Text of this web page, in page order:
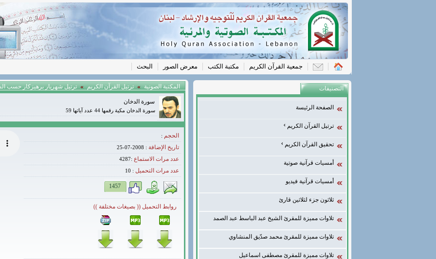
جمعية القرآن الكريم مكتبة الكتب معرض الصور البحث
المكتبة الصونية » ترتيل القرآن الكريم » ترتيل شهريار برهيزكار حسب
سورة الدخان
سورة الدخان مكية رقمها 44 عدد آياتها 59
الحجم :
تاريخ الإضافة : 2008-07-25
عدد مرات الاستماع :4287
عدد مرات التحميل :
10
1457
روابط التحميل (( بصيغات مختلفة ))
التصنيفات
الصفحة الرئيسة
ترتيل القرآن الكريم
تحقيق القرآن الكريم
أمسيات قرآنية صوتية
أمسيات قرآنية فيديو
ثلاثون جزء لثلاثين قارئ
تلاوات مميزة للمقرئ الشيخ عبد الباسط عبد الصمد
تلاوات مميزة للمقرئ محمد صدّيق المنشاوي
تلاوات مميزة للمقرئ مصطفى اسماعيل